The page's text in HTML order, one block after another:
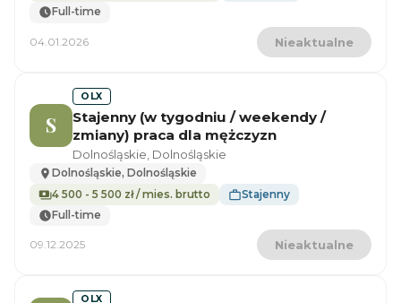
Full-time
04.01.2026 Nieaktualne
S
OLX
Stajenny (w tygodniu / weekendy /
zmiany) praca dla mężczyzn
Dolnośląskie, Dolnośląskie
Dolnośląskie, Dolnośląskie
4 500 - 5 500 zł / mies. brutto
Stajenny
Full-time
09.12.2025 Nieaktualne
OLX